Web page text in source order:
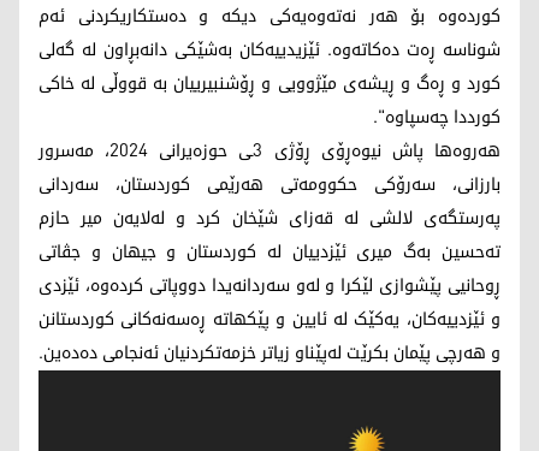
کوردەوە بۆ هەر نەتەوەیەکی دیکە و دەستکاریکردنی ئەم
شوناسە ڕەت دەکاتەوە. ئێزیدییەکان بەشێکی دانەبڕاون لە گەلی
کورد و ڕەگ و ڕیشەی مێژوویی و ڕۆشنبیرییان بە قووڵی لە خاکی
کورددا چەسپاوە".
هەروەها پاش نیوەڕۆی ڕۆژی 3ـی حوزەیرانی 2024، مەسرور
بارزانی، سەرۆکی حکوومەتی هەرێمی کوردستان، سەردانی
پەرستگەی لالشی لە قەزای شێخان کرد و لەلایەن میر حازم
تەحسین بەگ میری ئێزدییان لە کوردستان و جیهان و جڤاتی
ڕوحانیی پێشوازی لێکرا و لەو سەردانەیدا دووپاتی کردەوە، ئێزدی
و ئێزدییەکان، یەکێک لە ئایین و پێکهاتە ڕەسەنەکانی کوردستانن
و هەرچی پێمان بکرێت لەپێناو زیاتر خزمەتکردنیان ئەنجامی دەدەین.